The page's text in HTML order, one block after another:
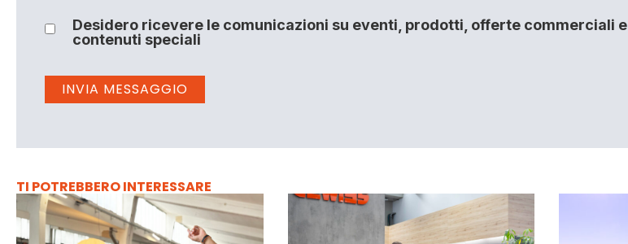
Desidero ricevere le comunicazioni su eventi, prodotti, offerte commerciali e
contenuti speciali
TI POTREBBERO INTERESSARE